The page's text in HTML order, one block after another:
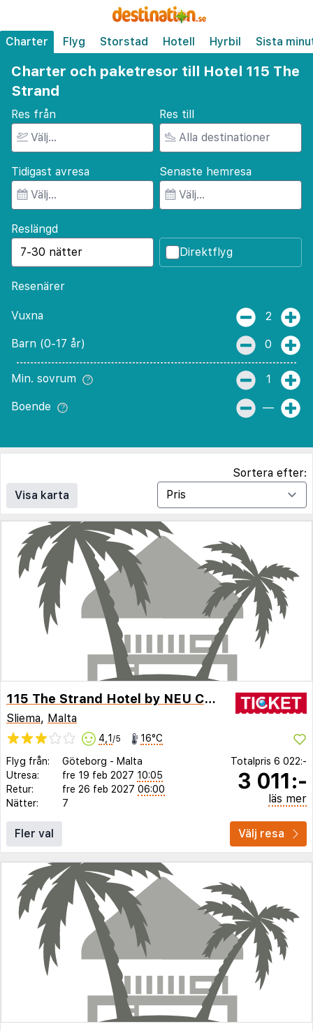
Charter Flyg Storstad Hotell Hyrbil Sista
Charter och paketresor till Hotel 115 The
Strand
Res från Res till
Tidigast avresa Senaste hemresa
Reslängd
Direktflyg
Resenärer
Vuxna 2
Barn (0-17 år) 0
Min. sovrum 1
Boende —
Visa karta
Sortera efter:
115 The Strand Hotel by NEU Collective
Sliema, Malta
4,1 /5 16°C
Flyg från: Göteborg - Malta
Utresa:
fre 19 feb 2027 10:05
Retur:
fre 26 feb 2027 06:00
Nätter:
7
Totalpris 6 022:-
3 011:-
läs mer
Fler val Välj resa